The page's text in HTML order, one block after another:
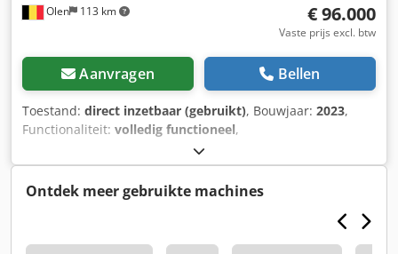
Olen 113 km € 96.000
Vaste prijs excl. btw
Aanvragen Bellen
Toestand: direct inzetbaar (gebruikt), Bouwjaar: 2023,
Functionaliteit: volledig functioneel,
100
spoorbreedte:660 mm, type ingangsstroom:driefasig,
vermogen:0,4 kW (0,54 pk), ingangsfrequentie:
elektrische zekering:
uitgangen en snijsysteem voor kebabstroken Te koop
aangeboden: complete stand-alone
Ontdek meer gebruikte machines